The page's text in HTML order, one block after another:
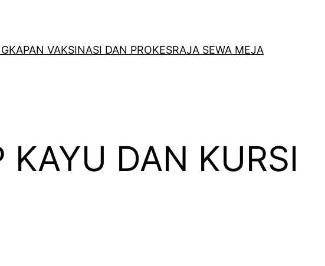
VAKSINASI DAN PROKESRAJA SEWA MEJA
KAYU DAN KURSI